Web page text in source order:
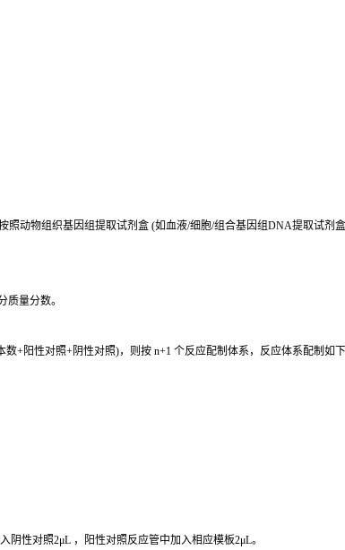
照动物组织基因组提取试剂盒(如血液/细胞/组合基因组DNA提取试剂
质量分数。
数+阳性对照+阴性对照)，则按 n+1 个反应配制体系，反应体系配制如 下
阴性对照2μL ，阳性对照反应管中加入相应模板2μL。